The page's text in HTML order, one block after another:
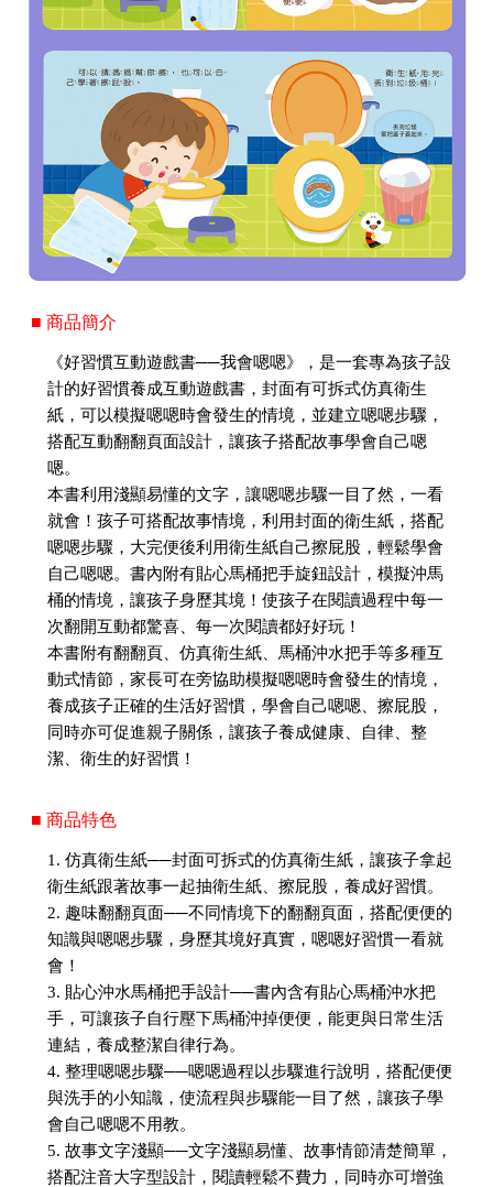
■ 商品簡介
《好習慣互動遊戲書──我會嗯嗯》，是一套專為孩子設
計的好習慣養成互動遊戲書，封面有可拆式仿真衛生
紙，可以模擬嗯嗯時會發生的情境，並建立嗯嗯步驟，
搭配互動翻翻頁面設計，讓孩子搭配故事學會自己嗯
嗯。
本書利用淺顯易懂的文字，讓嗯嗯步驟一目了然，一看
就會！孩子可搭配故事情境，利用封面的衛生紙，搭配
嗯嗯步驟，大完便後利用衛生紙自己擦屁股，輕鬆學會
自己嗯嗯。書內附有貼心馬桶把手旋鈕設計，模擬沖馬
桶的情境，讓孩子身歷其境！使孩子在閱讀過程中每一
次翻開互動都驚喜、每一次閱讀都好好玩！
本書附有翻翻頁、仿真衛生紙、馬桶沖水把手等多種互
動式情節，家長可在旁協助模擬嗯嗯時會發生的情境，
養成孩子正確的生活好習慣，學會自己嗯嗯、擦屁股，
同時亦可促進親子關係，讓孩子養成健康、自律、整
潔、衛生的好習慣！
■ 商品特色
1. 仿真衛生紙──封面可拆式的仿真衛生紙，讓孩子拿起
衛生紙跟著故事一起抽衛生紙、擦屁股，養成好習慣。
2. 趣味翻翻頁面──不同情境下的翻翻頁面，搭配便便的
知識與嗯嗯步驟，身歷其境好真實，嗯嗯好習慣一看就
會！
3. 貼心沖水馬桶把手設計──書內含有貼心馬桶沖水把
手，可讓孩子自行壓下馬桶沖掉便便，能更與日常生活
連結，養成整潔自律行為。
4. 整理嗯嗯步驟──嗯嗯過程以步驟進行說明，搭配便便
與洗手的小知識，使流程與步驟能一目了然，讓孩子學
會自己嗯嗯不用教。
5. 故事文字淺顯──文字淺顯易懂、故事情節清楚簡單，
搭配注音大字型設計，閱讀輕鬆不費力，同時亦可增強